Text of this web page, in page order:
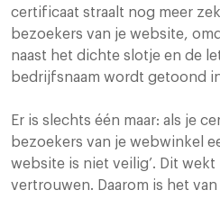
certificaat straalt nog meer
bezoekers van je website,
naast het dichte slotje en de
bedrijfsnaam wordt getoond
Er is slechts één maar: als je
bezoekers van je webwinkel
website is niet veilig’. Dit
vertrouwen. Daarom is het